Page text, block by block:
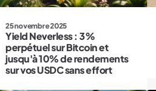
25 novembre 2025
Yield Neverless : 3%
perpétuel sur Bitcoin et
jusqu'à 10% de rendements
sur vos USDC sans effort